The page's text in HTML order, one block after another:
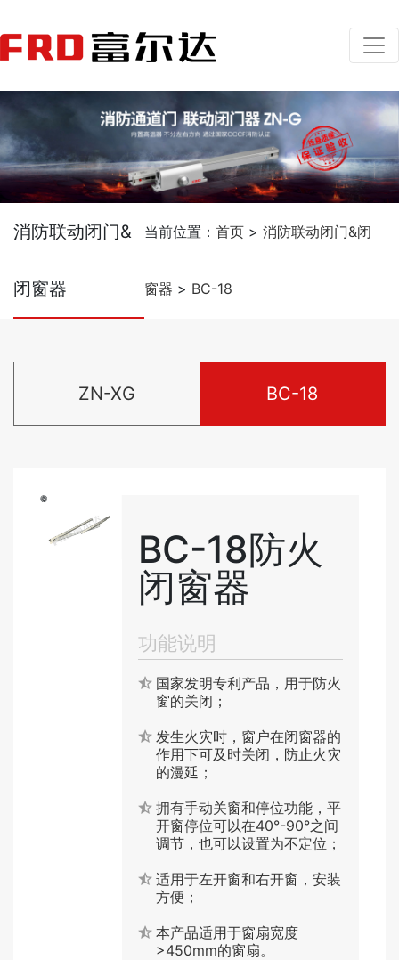
消防联动闭门&
闭窗器
当前位置：首页 >消防联动闭门&闭
窗器 > BC-18
ZN-XG BC-18
BC-18防火
闭窗器
功能说明
国家发明专利产品，用于防火
窗的关闭；
发生火灾时，窗户在闭窗器的
作用下可及时关闭，防止火灾
的漫延；
拥有手动关窗和停位功能，平
开窗停位可以在40°-90°之间
调节，也可以设置为不定位；
适用于左开窗和右开窗，安装
方便；
本产品适用于窗扇宽度
>450mm的窗扇。